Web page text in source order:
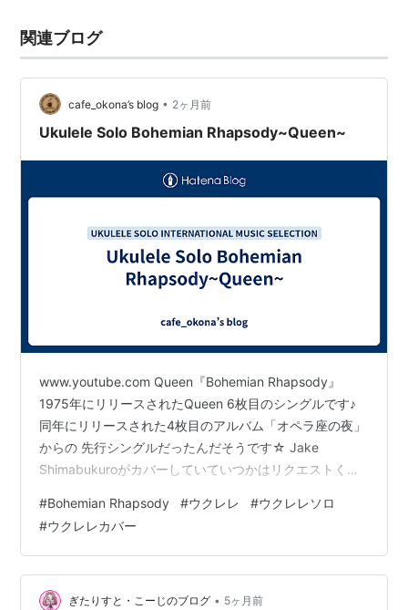
関連ブログ
cafe_okona’s blog • 2ヶ月前
Ukulele Solo Bohemian Rhapsody~Queen~
www.youtube.com Queen『Bohemian Rhapsody』
1975年にリリースされたQueen 6枚目のシングルです♪
同年にリリースされた4枚目のアルバム「オペラ座の夜」
からの 先行シングルだったんだそうです☆ Jake
Shimabukuroがカバーしていていつかはリクエストくる
😆 全て弾くと6分近くある超大作‼️ 最初と最後を繋げで
超ショートバージョンで作ってました🎶 コード譜見た際
には割と簡単かもー♡って思いましたが いやぁやっぱ難
しかったです♪ ショートバージョンなのになかなか練習し
甲斐のある 感じになってま…
#Bohemian Rhapsody #ウクレレ #ウクレレソロ
#ウクレレカバー
ぎたりすと・こーじのブログ • 5ヶ月前